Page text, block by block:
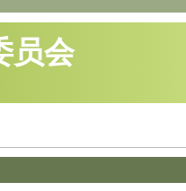
员会